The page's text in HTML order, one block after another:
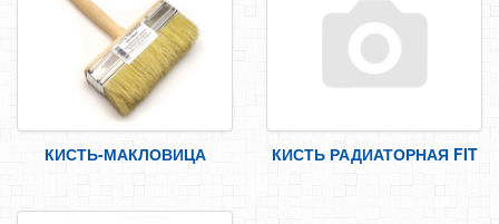
САМОРЕЗЫ, ШУРУПЫ
ТАКЕЛАЖ
ГВОЗДИ
ЗАКЛЕПКИ
ХОМУТЫ, СКОБЫ
КИСТЬ-МАКЛОВИЦА КИСТЬ РАДИАТОРНАЯ FIT